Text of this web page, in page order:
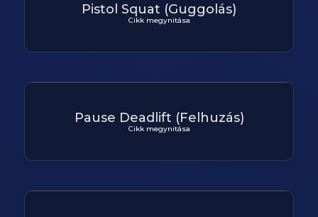
Pistol Squat (Guggolás)
Cikk megynitása
Pause Deadlift (Felhuzás)
Cikk megynitása